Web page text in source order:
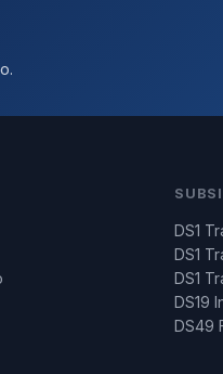
DS1
DS1
DS1
DS19
DS49